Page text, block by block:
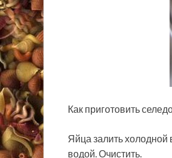
Как приготовить
Яйца залить холодной
водой. Очистить.